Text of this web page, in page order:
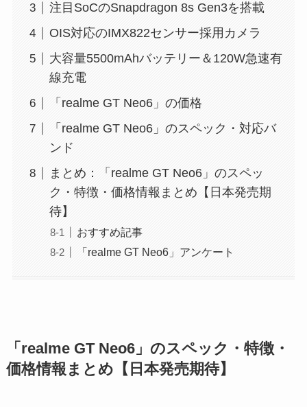
注目SoCのSnapdragon 8s Gen3を搭載
OIS対応のIMX822センサー採用カメラ
大容量5500mAhバッテリー＆120W急速有
線充電
「realme GT Neo6」の価格
「realme GT Neo6」のスペック・対応バ
ンド
まとめ：「realme GT Neo6」のスペッ
ク・特徴・価格情報まとめ【日本発売期
待】
おすすめ記事
「realme GT Neo6」アンケート
「realme GT Neo6」のスペック・特徴・
価格情報まとめ【日本発売期待】